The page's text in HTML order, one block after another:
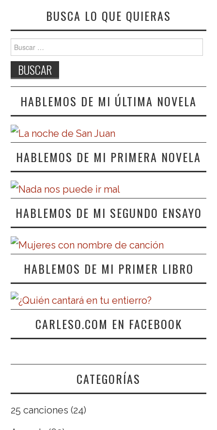
BUSCA LO QUE QUIERAS
Buscar:
HABLEMOS DE MI ÚLTIMA NOVELA
HABLEMOS DE MI PRIMERA NOVELA
HABLEMOS DE MI SEGUNDO ENSAYO
HABLEMOS DE MI PRIMER LIBRO
CARLESO.COM EN FACEBOOK
CATEGORÍAS
25 canciones (24)